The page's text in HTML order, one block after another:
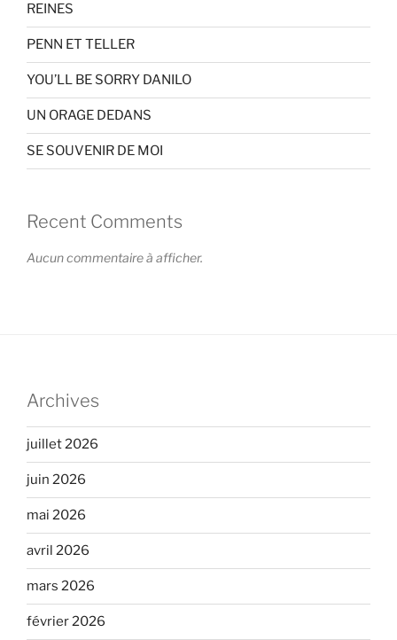
REINES
PENN ET TELLER
YOU’LL BE SORRY DANILO
UN ORAGE DEDANS
SE SOUVENIR DE MOI
Recent Comments
Aucun commentaire à afficher.
Archives
juillet 2026
juin 2026
mai 2026
avril 2026
mars 2026
février 2026